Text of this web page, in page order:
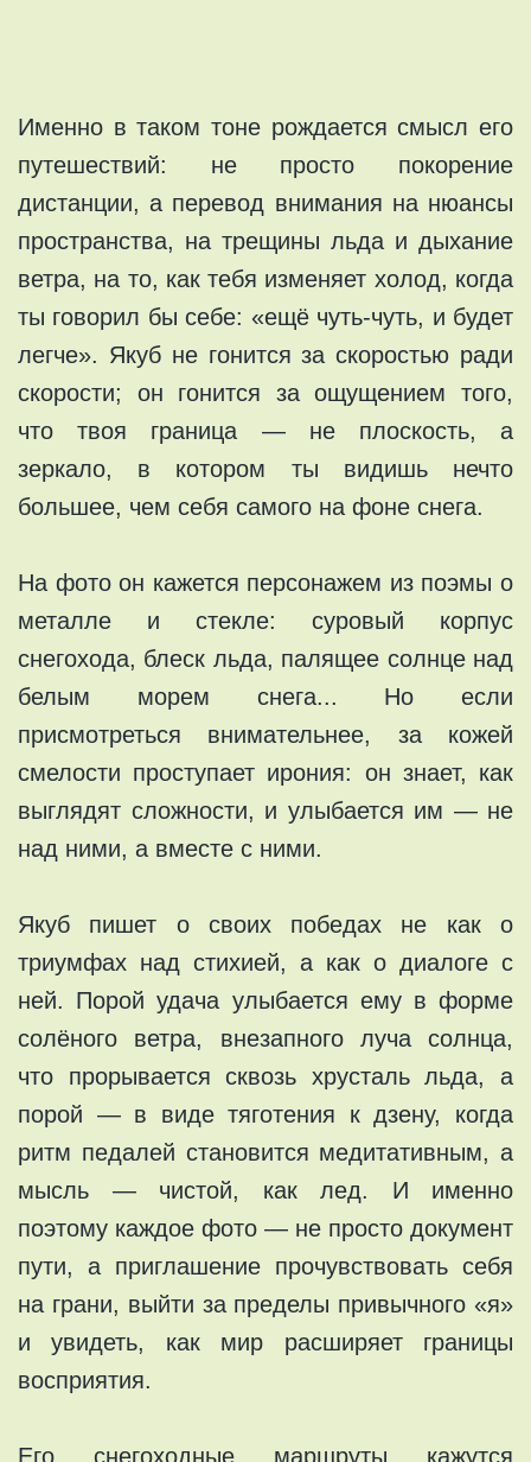
Именно в таком тоне рождается смысл его
путешествий: не просто покорение
дистанции, а перевод внимания на нюансы
пространства, на трещины льда и дыхание
ветра, на то, как тебя изменяет холод, когда
ты говорил бы себе: «ещё чуть-чуть, и будет
легче». Якуб не гонится за скоростью ради
скорости; он гонится за ощущением того,
что твоя граница — не плоскость, а
зеркало, в котором ты видишь нечто
большее, чем себя самого на фоне снега.
На фото он кажется персонажем из поэмы о
металле и стекле: суровый корпус
снегохода, блеск льда, палящее солнце над
белым морем снега... Но если
присмотреться внимательнее, за кожей
смелости проступает ирония: он знает, как
выглядят сложности, и улыбается им — не
над ними, а вместе с ними.
Якуб пишет о своих победах не как о
триумфах над стихией, а как о диалоге с
ней. Порой удача улыбается ему в форме
солёного ветра, внезапного луча солнца,
что прорывается сквозь хрусталь льда, а
порой — в виде тяготения к дзену, когда
ритм педалей становится медитативным, а
мысль — чистой, как лед. И именно
поэтому каждое фото — не просто документ
пути, а приглашение прочувствовать себя
на грани, выйти за пределы привычного «я»
и увидеть, как мир расширяет границы
восприятия.
Его снегоходные маршруты кажутся